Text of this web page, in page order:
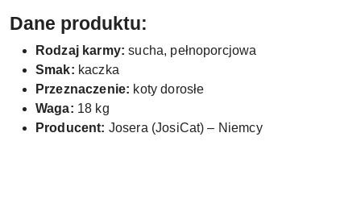
Dane produktu:
Rodzaj karmy: sucha, pełnoporcjowa
Smak: kaczka
Przeznaczenie: koty dorosłe
Waga: 18 kg
Producent: Josera (JosiCat) – Niemcy